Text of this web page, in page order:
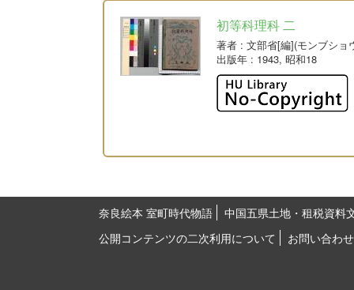
初等科理科 二
著者 : 文部省[編](モンブショ
出版年 : 1943, 昭和18
奈良絵本 室町時代物語
中国五県土地・租税資料
公開コンテンツの二次利用について
お問い合わせ